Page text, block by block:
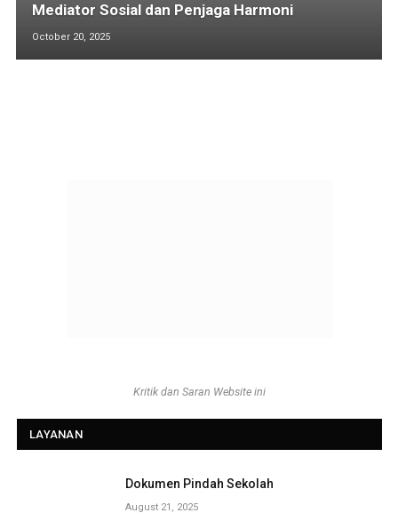
Mediator Sosial dan Penjaga Harmoni
October 20, 2025
Kritik dan Saran Website ini
LAYANAN
Dokumen Pindah Sekolah
August 21, 2025